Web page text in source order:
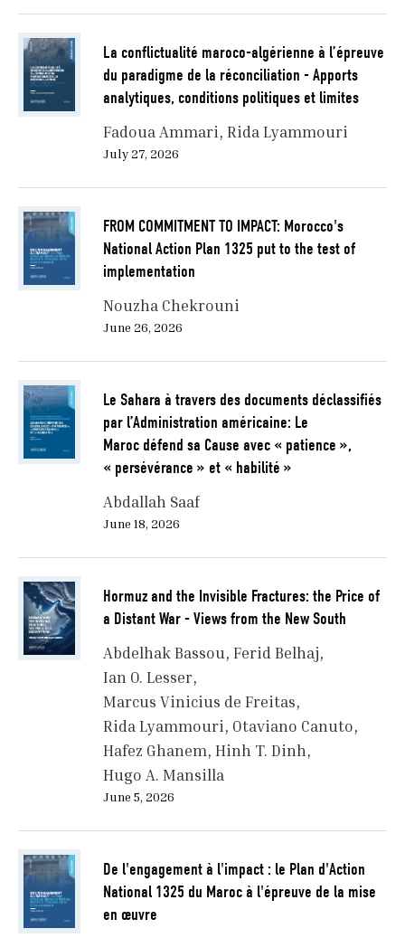
La conflictualité maroco-algérienne à l’épreuve
du paradigme de la réconciliation - Apports
analytiques, conditions politiques et limites
Fadoua Ammari Rida Lyammouri
July 27, 2026
FROM COMMITMENT TO IMPACT: Morocco's
National Action Plan 1325 put to the test of
implementation
Nouzha Chekrouni
June 26, 2026
Le Sahara à travers des documents déclassifiés
par l’Administration américaine: Le
Maroc défend sa Cause avec « patience »,
« persévérance » et « habilité »
Abdallah Saaf
June 18, 2026
Hormuz and the Invisible Fractures: the Price of
a Distant War - Views from the New South
Abdelhak Bassou Ferid Belhaj
Ian O. Lesser
Marcus Vinicius de Freitas
Rida Lyammouri Otaviano Canuto
Hafez Ghanem Hinh T. Dinh
Hugo A. Mansilla
June 5, 2026
De l'engagement à l'impact : le Plan d'Action
National 1325 du Maroc à l'épreuve de la mise
en œuvre